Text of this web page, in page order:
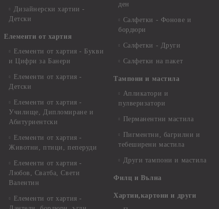
Дизайнерски хартии -
Детски
Елементи от хартия
Елементи от хартия - Букви
и Цифри за Банери
Елементи от хартия -
Детски
Елементи от хартия -
Училище, Дипломиране и
Абитуриентски
Елементи от хартия -
Животни, птици, пеперуди
Елементи от хартия -
Любов, Сватба, Свети
Валентин
Елементи от хартия -
ден
Салфетки - Фонове и
бордюри
Салфетки - Други
Салфетки на пакет
Тампони и мастила
Апликатори и
пулверизатори
Перманентни мастила
Пигментни, багрилни и
тебеширени мастила
Други тампони и мастила
Филц и Вълна
Хартии,картони и други